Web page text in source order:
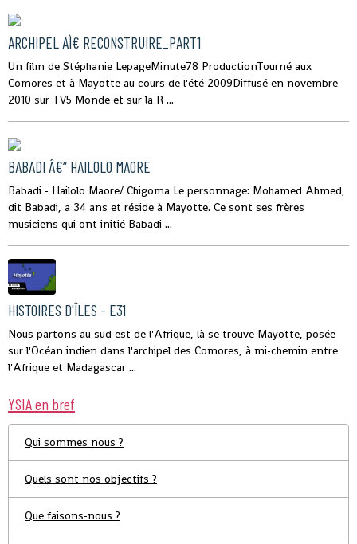
ARCHIPEL AÌ€ RECONSTRUIRE_PART1
Un film de Stéphanie LepageMinute78 ProductionTourné aux
Comores et à Mayotte au cours de l'été 2009Diffusé en novembre
2010 sur TV5 Monde et sur la R ...
BABADI Â€“ HAILOLO MAORE
Babadi - Hailolo Maore/ Chigoma Le personnage: Mohamed Ahmed,
dit Babadi, a 34 ans et réside à Mayotte. Ce sont ses frères
musiciens qui ont initié Babadi ...
HISTOIRES D'ÎLES - E31
Nous partons au sud est de l'Afrique, là se trouve Mayotte, posée
sur l'Océan indien dans l'archipel des Comores, à mi-chemin entre
l'Afrique et Madagascar ...
YSIA en bref
Qui sommes nous ?
Quels sont nos objectifs ?
Que faisons-nous ?